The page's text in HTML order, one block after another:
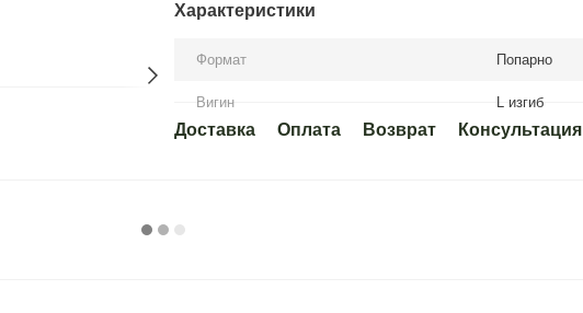
Характеристики
Формат Попарно
Вигин L изгиб
Доставка Оплата Возврат Консультация